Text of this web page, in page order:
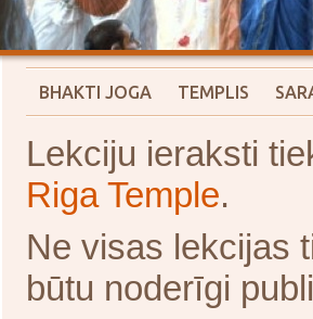
BHAKTI JOGA TEMPLIS
Lekciju ieraksti
Riga Temple.
Ne visas lekcijas
būtu noderīgi